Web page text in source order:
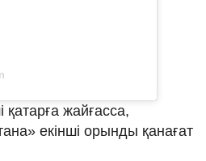
қатарға жайғасса,
екінші орынды қанағат